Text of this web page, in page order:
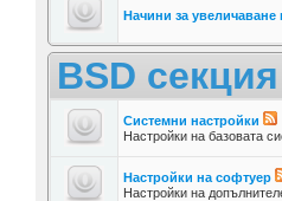
Начини за увеличаване
BSD секция
Системни настройки
Настройки на базовата
Настройки на софтуер
Настройки на